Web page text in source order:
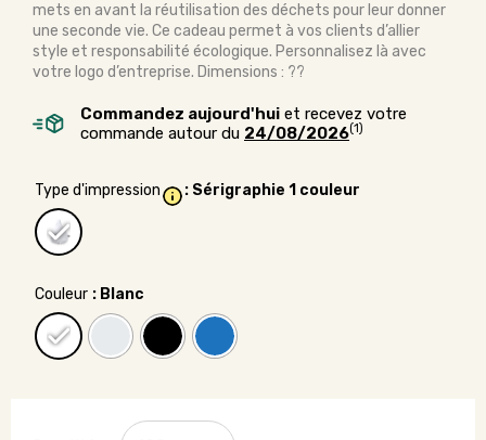
mets en avant la réutilisation des déchets pour leur donner
une seconde vie. Ce cadeau permet à vos clients d’allier
style et responsabilité écologique. Personnalisez là avec
votre logo d’entreprise. Dimensions : ??
Commandez aujourd'hui et recevez votre
commande autour du 24/08/2026(1)
Type d'impression : Sérigraphie 1 couleur
Couleur : Blanc
quantité